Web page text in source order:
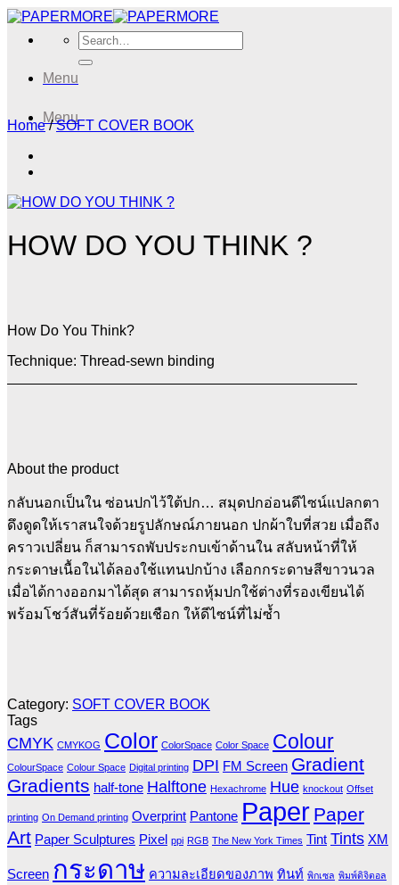
Skip
content
Search
for:
Menu
Menu
Home / SOFT COVER BOOK
HOW DO YOU THINK ?
How Do You Think?
Technique: Thread-sewn binding
About the product
กลับนอกเป็นใน ซ่อนปกไว้ใต้ปก… สมุดปกอ่อนดีไซน์แปลกตา
ดึงดูดให้เราสนใจด้วยรูปลักษณ์ภายนอก ปกผ้าใบที่สวย เมื่อถึง
คราวเปลี่ยน ก็สามารถพับประกบเข้าด้านใน สลับหน้าที่ให้
กระดาษเนื้อในได้ลองใช้แทนปกบ้าง เลือกกระดาษสีขาวนวล
เมื่อได้กางออกมาได้สุด สามารถหุ้มปกใช้ต่างที่รองเขียนได้
พร้อมโชว์สันที่ร้อยด้วยเชือก ให้ดีไซน์ที่ไม่ซ้ำ
Category: SOFT COVER BOOK
Tags
CMYK CMYKOG Color ColorSpace Color Space Colour
ColourSpace Colour Space Digital printing DPI FM Screen Gradient
Gradients half-tone Halftone Hexachrome Hue knockout Offset
printing On Demand printing Overprint Pantone Paper Paper
Art Paper Sculptures Pixel ppi RGB The New York Times Tint Tints XM
Screen กระดาษ ความละเอียดของภาพ ทินท์ พิกเซล พิมพ์ดิจิตอล